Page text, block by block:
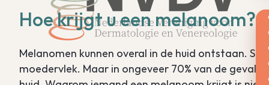
Hoe krijgt u een melanoom?
Melanomen kunnen overal in de huid ontstaan.
moedervlek. Maar in ongeveer 70% van de